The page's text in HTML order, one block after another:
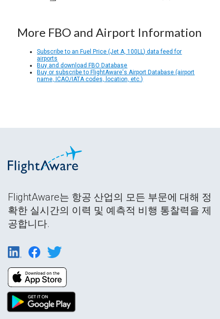
More FBO and Airport Information
Subscribe to an Fuel Price (Jet A, 100LL) data feed for
airports
Buy and download FBO Database
Buy or subscribe to FlightAware's Airport Database (airport
name, ICAO/IATA codes, location, etc.)
FlightAware는 항공 산업의 모든 부문에 대해 정
확한 실시간의 이력 및 예측적 비행 통찰력을 제
공합니다.